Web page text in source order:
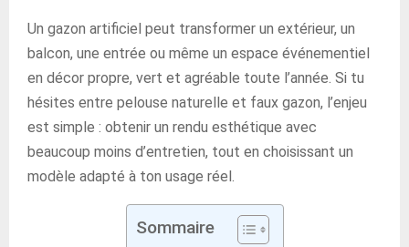
Un gazon artificiel peut transformer un extérieur, un
balcon, une entrée ou même un espace événementiel
en décor propre, vert et agréable toute l’année. Si tu
hésites entre pelouse naturelle et faux gazon, l’enjeu
est simple : obtenir un rendu esthétique avec
beaucoup moins d’entretien, tout en choisissant un
modèle adapté à ton usage réel.
Sommaire